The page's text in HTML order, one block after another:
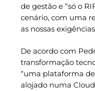
de gestão e “só o
cenário, com uma
as nossas
De acordo com
transformação
“uma plataforma de
alojado numa